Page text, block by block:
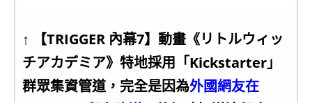
↑ 【TRIGGER 內幕7】動畫《リトルウィッ
チアカデミア》特地採用「Kickstarter」
群眾集資管道，完全是因為外國網友在